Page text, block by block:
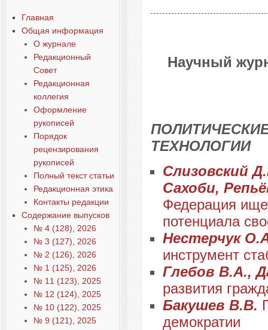
Главная
Общая информация
О журнале
Редакционный
Совет
Редакционная
коллегия
Оформление
рукописей
Порядок
рецензирования
рукописей
Полный текст статьи
Редакционная этика
Контакты редакции
Содержание выпусков
№ 4 (128), 2026
№ 3 (127), 2026
№ 2 (126), 2026
№ 1 (125), 2026
№ 11 (123), 2025
№ 12 (124), 2025
№ 10 (122), 2025
№ 9 (121), 2025
Научный
ТЕХНОЛОГИИ
Слизовский
Сахоби,
Федерация
потенциала
Нестерчук
инструмент
Глебов В.А.,
развития
Бакушев В.В.
демократии